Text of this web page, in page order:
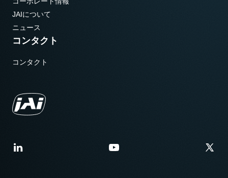
JAIについて
ニュース
コンタクト
コンタクト